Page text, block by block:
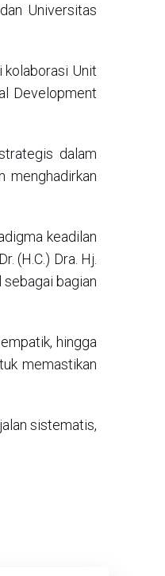
Universitas
kolaborasi Unit
Development
dalam
menghadirkan
keadilan
(H.C.) Dra. Hj.
bagian
hingga
memastikan
sistematis,